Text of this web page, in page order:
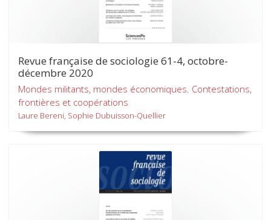
Revue française de sociologie 61-4, octobre-
décembre 2020
Mondes militants, mondes économiques. Contestations,
frontières et coopérations
Laure Bereni, Sophie Dubuisson-Quellier